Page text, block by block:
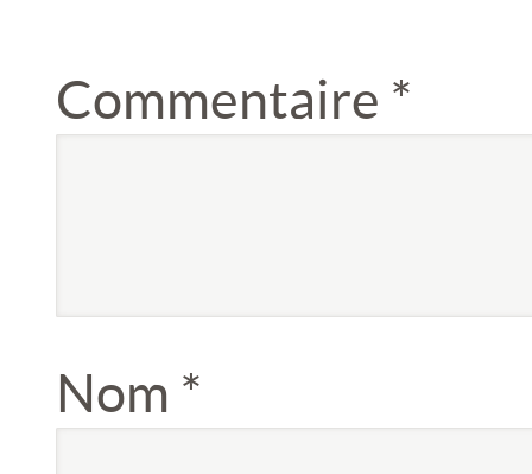
Commentaire *
Nom *